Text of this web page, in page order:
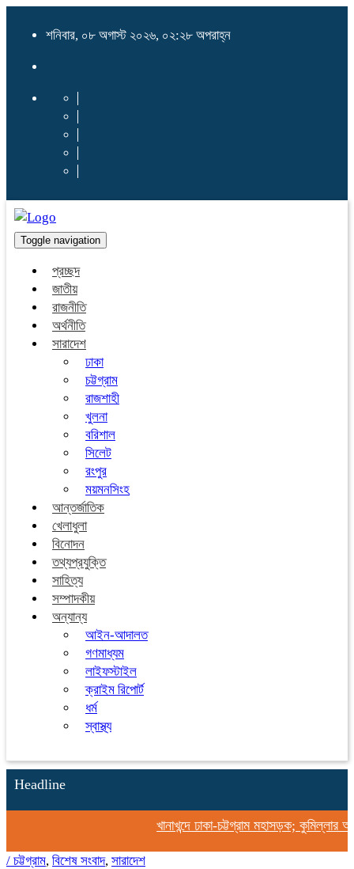
শনিবার, ০৮ অগাস্ট ২০২৬, ০২:২৮ অপরাহ্ন
Toggle navigation
প্রচ্ছদ
জাতীয়
রাজনীতি
অর্থনীতি
সারাদেশ
ঢাকা
চট্টগ্রাম
রাজশাহী
খুলনা
বরিশাল
সিলেট
রংপুর
ময়মনসিংহ
আন্তর্জাতিক
খেলাধুলা
বিনোদন
তথ্যপ্রযুক্তি
সাহিত্য
সম্পাদকীয়
অন্যান্য
আইন-আদালত
গণমাধ্যম
লাইফস্টাইল
ক্রাইম রিপোর্ট
ধর্ম
স্বাস্থ্য
Headline
খানাখন্দে ঢাকা-চট্টগ্রাম মহাসড়ক; কুমিল্লার
/ চট্টগ্রাম, বিশেষ সংবাদ, সারাদেশ